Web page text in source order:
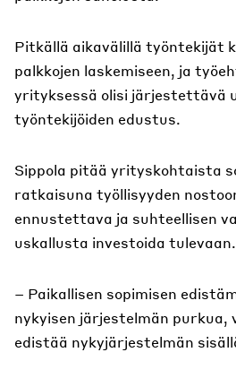
Pitkällä aikavälillä työntekijät
palkkojen laskemiseen, ja
yrityksessä olisi järjestettävä
työntekijöiden edustus.
Sippola pitää yrityskohtaista
ratkaisuna työllisyyden
ennustettava ja suhteellisen
uskallusta investoida tulevaan.
– Paikallisen sopimisen
nykyisen järjestelmän purkua,
edistää nykyjärjestelmän